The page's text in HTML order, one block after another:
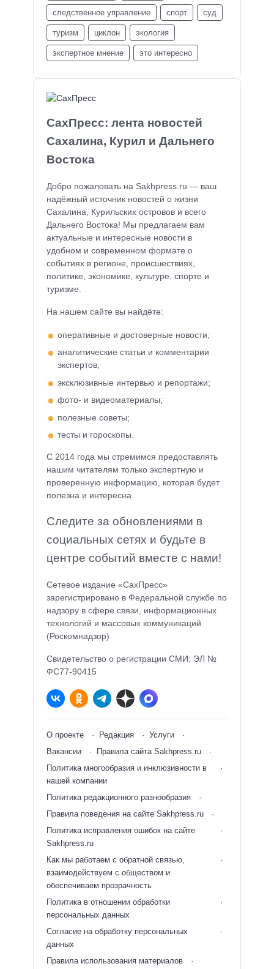
СахПресс: лента новостей
Сахалина, Курил и Дальнего
Востока
Добро пожаловать на Sakhpress.ru — ваш
надёжный источник новостей о жизни
Сахалина, Курильских островов и всего
Дальнего Востока! Мы предлагаем вам
актуальные и интересные новости в
удобном и современном формате о
событиях в регионе, происшествиях,
политике, экономике, культуре, спорте и
туризме.
На нашем сайте вы найдёте:
оперативные и достоверные новости;
аналитические статьи и комментарии
экспертов;
эксклюзивные интервью и репортажи;
фото- и видеоматериалы;
полезные советы;
тесты и гороскопы.
С 2014 года мы стремимся предоставлять
нашим читателям только экспертную и
проверенную информацию, которая будет
полезна и интересна.
Следите за обновлениями в
социальных сетях и будьте в
центре событий вместе с нами!
Сетевое издание «СахПресс»
зарегистрировано в Федеральной службе по
надзору в сфере связи, информационных
технологий и массовых коммуникаций
(Роскомнадзор)
Свидетельство о регистрации СМИ: ЭЛ №
ФС77-90415
О проекте Редакция
Услуги
Вакансии
Правила сайта Sakhpress.ru
Политика многообразия и инклюзивности в
нашей компании
Политика редакционного разнообразия
Правила поведения на сайте Sakhpress.ru
Политика исправления ошибок на сайте
Sakhpress.ru
Как мы работаем с обратной связью,
взаимодействуем с обществом и
обеспечиваем прозрачность
Политика в отношении обработки
персональных данных
Согласие на обработку персональных
данных
Правила использования материалов
следственное управление спорт суд
туризм циклон экология
экспертное мнение это интересно